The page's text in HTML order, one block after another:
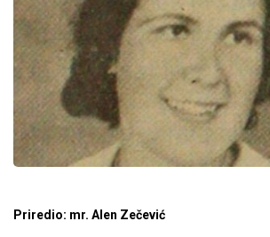
Priredio: mr. Alen Zečević